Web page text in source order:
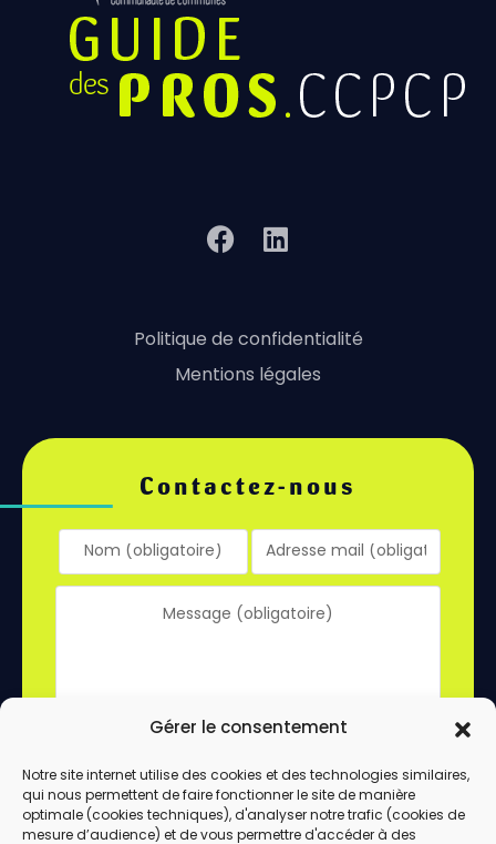
Gérer le consentement
Notre site internet utilise des cookies et des technologies similaires,
qui nous permettent de faire fonctionner le site de manière
optimale (cookies techniques), d'analyser notre trafic (cookies de
mesure d’audience) et de vous permettre d'accéder à des
Politique de confidentialité
Mentions légales
Contactez-nous
En utilisant ce formulaire, vous acceptez le
stockage et le traitement de vos données